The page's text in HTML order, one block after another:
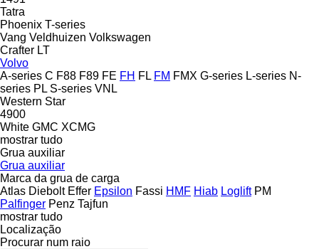
Tatra
Phoenix T-series
Vang Veldhuizen Volkswagen
Crafter LT
Volvo
A-series C F88 F89 FE FH FL FM FMX G-series L-series N-
series PL S-series VNL
Western Star
4900
White GMC XCMG
mostrar tudo
Grua auxiliar
Grua auxiliar
Marca da grua de carga
Atlas Diebolt Effer Epsilon Fassi HMF Hiab Loglift PM
Palfinger Penz Tajfun
mostrar tudo
Localização
Procurar num raio